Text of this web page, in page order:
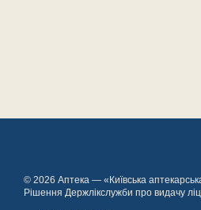
© 2026 Аптека — «Київська
Рішення Держлікслужби про видачу